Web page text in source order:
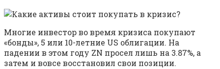
Многие инвестор во время кризиса покупают
«бонды», 5 или 10-летние US облигации. На
падении в этом году ZN просел лишь на 3.87%, а
затем и вовсе восстановил свои позиции.